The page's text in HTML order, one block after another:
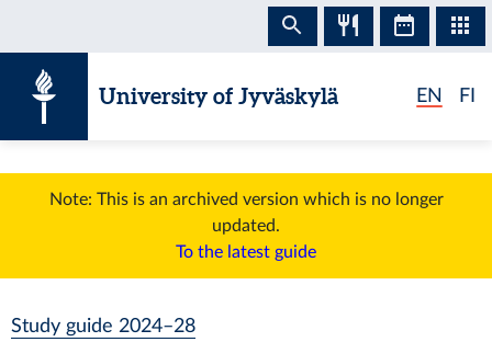
University of Jyväskylä EN FI
Note: This is an archived version which is no longer
updated.
To the latest guide
Study guide 2024–28